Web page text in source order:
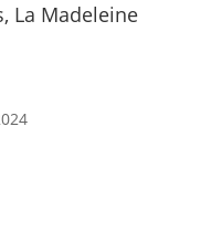
La Madeleine